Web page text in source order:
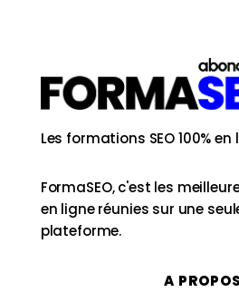
Les formations SEO 100% en
FormaSEO, c'est les
en ligne réunies sur une
plateforme.
A PROPOS